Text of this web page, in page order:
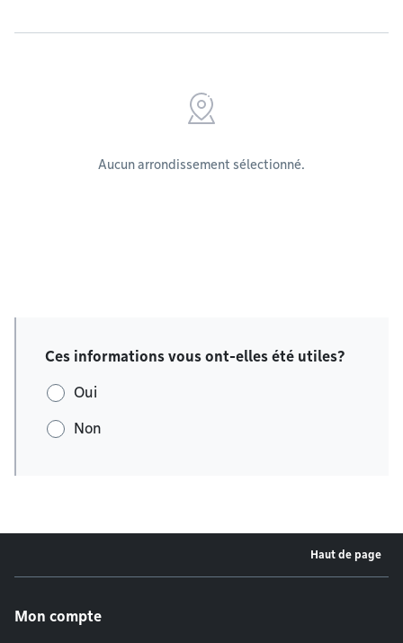
Aucun arrondissement sélectionné.
Ces informations vous ont-elles été utiles?
Oui
Non
Haut de page
Mon compte